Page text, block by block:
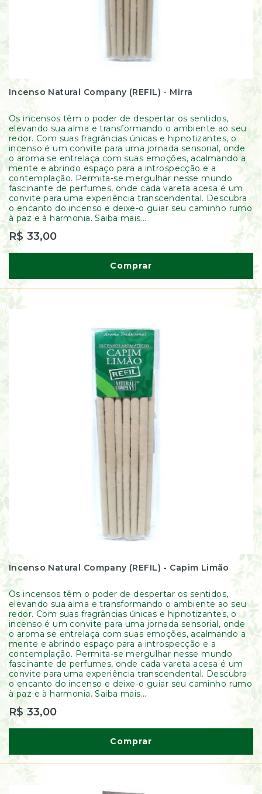
Incenso Natural Company (REFIL) - Mirra
Os incensos têm o poder de despertar os sentidos,
elevando sua alma e transformando o ambiente ao seu
redor. Com suas fragrâncias únicas e hipnotizantes, o
incenso é um convite para uma jornada sensorial, onde
o aroma se entrelaça com suas emoções, acalmando a
mente e abrindo espaço para a introspecção e a
contemplação. Permita-se mergulhar nesse mundo
fascinante de perfumes, onde cada vareta acesa é um
convite para uma experiência transcendental. Descubra
o encanto do incenso e deixe-o guiar seu caminho rumo
à paz e à harmonia. Saiba mais...
R$ 33,00
Comprar
Incenso Natural Company (REFIL) - Capim Limão
Os incensos têm o poder de despertar os sentidos,
elevando sua alma e transformando o ambiente ao seu
redor. Com suas fragrâncias únicas e hipnotizantes, o
incenso é um convite para uma jornada sensorial, onde
o aroma se entrelaça com suas emoções, acalmando a
mente e abrindo espaço para a introspecção e a
contemplação. Permita-se mergulhar nesse mundo
fascinante de perfumes, onde cada vareta acesa é um
convite para uma experiência transcendental. Descubra
o encanto do incenso e deixe-o guiar seu caminho rumo
à paz e à harmonia. Saiba mais...
R$ 33,00
Comprar